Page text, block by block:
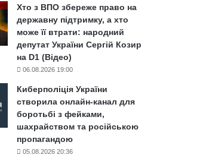
Хто з ВПО збереже право на
державну підтримку, а хто
може її втрати: народний
депутат України Сергій Козир
на D1 (Відео)
06.08.2026 19:00
Киберполіція України
створила онлайн-канал для
боротьбі з фейками,
шахрайством та російською
пропагандою
05.08.2026 20:36